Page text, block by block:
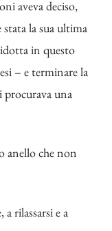
aveva deciso,
la sua ultima
in questo
– e terminare la
procurava una
anello che non
rilassarsi e a